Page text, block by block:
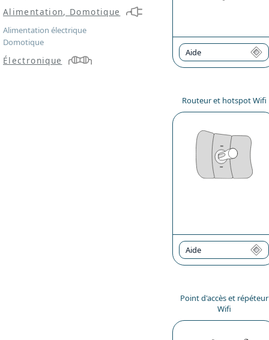
Aide
Routeur et hotspot Wifi
Aide
Point d'accès et répéteur
Wifi
Alimentation, Domotique
Alimentation électrique
Domotique
Électronique